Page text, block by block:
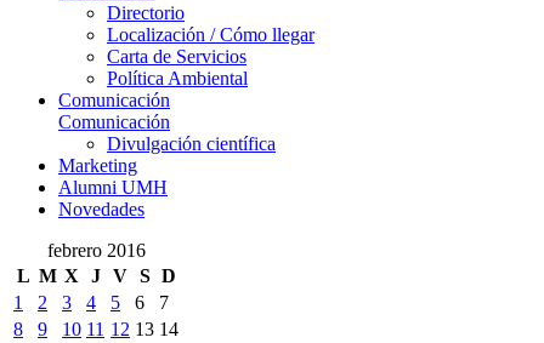
Directorio
Localización / Cómo llegar
Carta de Servicios
Política Ambiental
Comunicación
Comunicación
Divulgación científica
Marketing
Alumni UMH
Novedades
febrero 2016
L M X J V S D
1
2 3 4 5 6
7
8
9 10 11 12 13 14